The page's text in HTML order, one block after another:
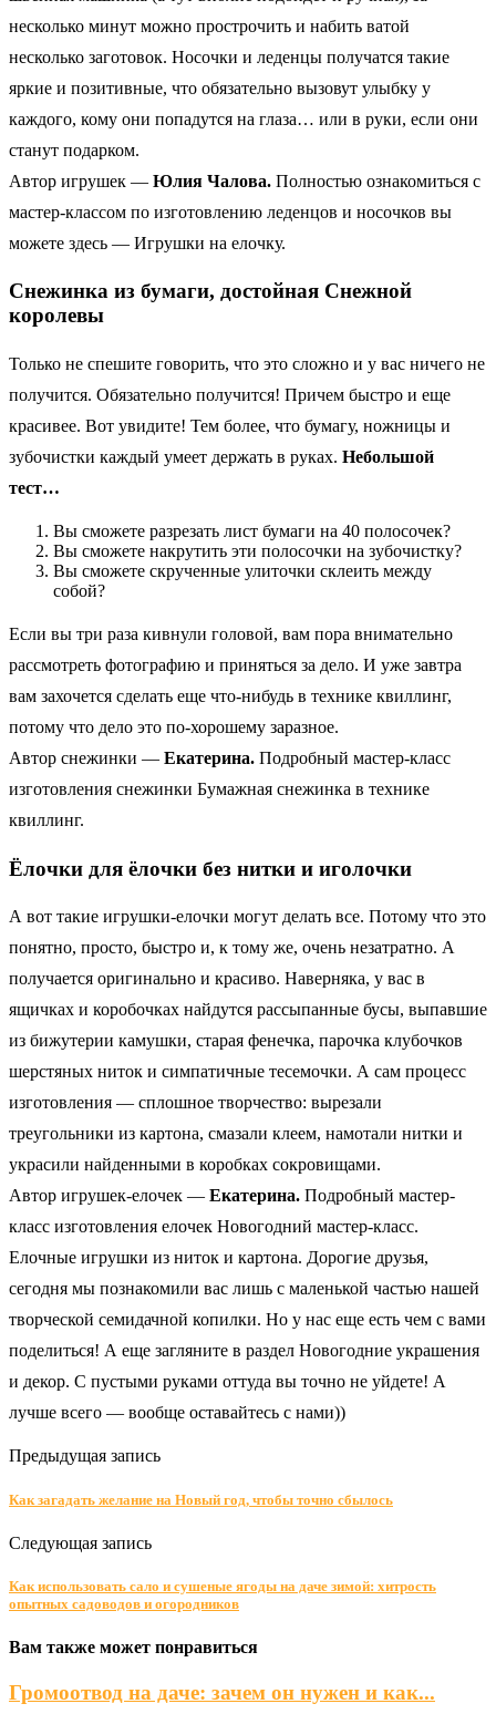
несколько минут можно прострочить и набить ватой
несколько заготовок. Носочки и леденцы получатся такие
яркие и позитивные, что обязательно вызовут улыбку у
каждого, кому они попадутся на глаза… или в руки, если они
станут подарком.
Автор игрушек — Юлия Чалова. Полностью ознакомиться с
мастер-классом по изготовлению леденцов и носочков вы
можете здесь — Игрушки на елочку.
Снежинка из бумаги, достойная Снежной
королевы
Только не спешите говорить, что это сложно и у вас ничего не
получится. Обязательно получится! Причем быстро и еще
красивее. Вот увидите! Тем более, что бумагу, ножницы и
зубочистки каждый умеет держать в руках. Небольшой
тест…
Вы сможете разрезать лист бумаги на 40 полосочек?
Вы сможете накрутить эти полосочки на зубочистку?
Вы сможете скрученные улиточки склеить между
собой?
Если вы три раза кивнули головой, вам пора внимательно
рассмотреть фотографию и приняться за дело. И уже завтра
вам захочется сделать еще что-нибудь в технике квиллинг,
потому что дело это по-хорошему заразное.
Автор снежинки — Екатерина. Подробный мастер-класс
изготовления снежинки Бумажная снежинка в технике
квиллинг.
Ёлочки для ёлочки без нитки и иголочки
А вот такие игрушки-елочки могут делать все. Потому что это
понятно, просто, быстро и, к тому же, очень незатратно. А
получается оригинально и красиво. Наверняка, у вас в
ящичках и коробочках найдутся рассыпанные бусы, выпавшие
из бижутерии камушки, старая фенечка, парочка клубочков
шерстяных ниток и симпатичные тесемочки. А сам процесс
изготовления — сплошное творчество: вырезали
треугольники из картона, смазали клеем, намотали нитки и
украсили найденными в коробках сокровищами.
Автор игрушек-елочек — Екатерина. Подробный мастер-
класс изготовления елочек Новогодний мастер-класс.
Елочные игрушки из ниток и картона. Дорогие друзья,
сегодня мы познакомили вас лишь с маленькой частью нашей
творческой семидачной копилки. Но у нас еще есть чем с вами
поделиться! А еще загляните в раздел Новогодние украшения
и декор. С пустыми руками оттуда вы точно не уйдете! А
лучше всего — вообще оставайтесь с нами))
Предыдущая запись
Как загадать желание на Новый год, чтобы точно сбылось
Следующая запись
Как использовать сало и сушеные ягоды на даче зимой: хитрость
опытных садоводов и огородников
Вам также может понравиться
Громоотвод на даче: зачем он нужен и как...